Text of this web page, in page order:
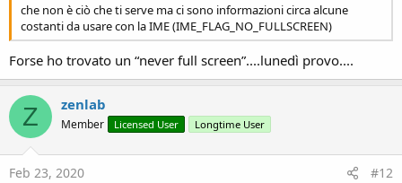
che non è ciò che ti serve ma ci sono informazioni circa alcune
costanti da usare con la IME (IME_FLAG_NO_FULLSCREEN)
Forse ho trovato un “never full screen”....lunedì provo....
Z zenlab
Member Licensed User Longtime User
Feb 23, 2020 #12